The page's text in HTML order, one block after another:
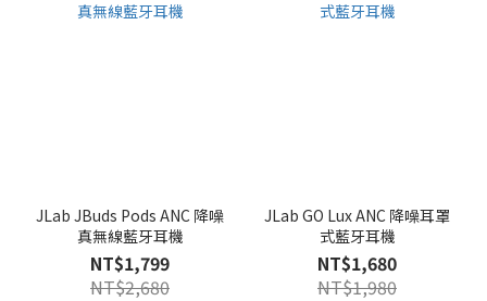
JLab JBuds Pods ANC 降噪
真無線藍牙耳機
NT$1,799
NT$2,680
JLab GO Lux ANC 降噪耳罩
式藍牙耳機
NT$1,680
NT$1,980